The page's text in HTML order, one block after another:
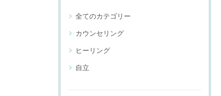
全てのカテゴリー
カウンセリング
ヒーリング
自立